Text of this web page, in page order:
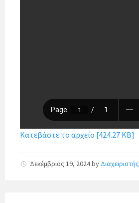
Κατεβάστε το αρχείο [424.27 KB]
Δεκέμβριος 19, 2024by Διαχειριστής